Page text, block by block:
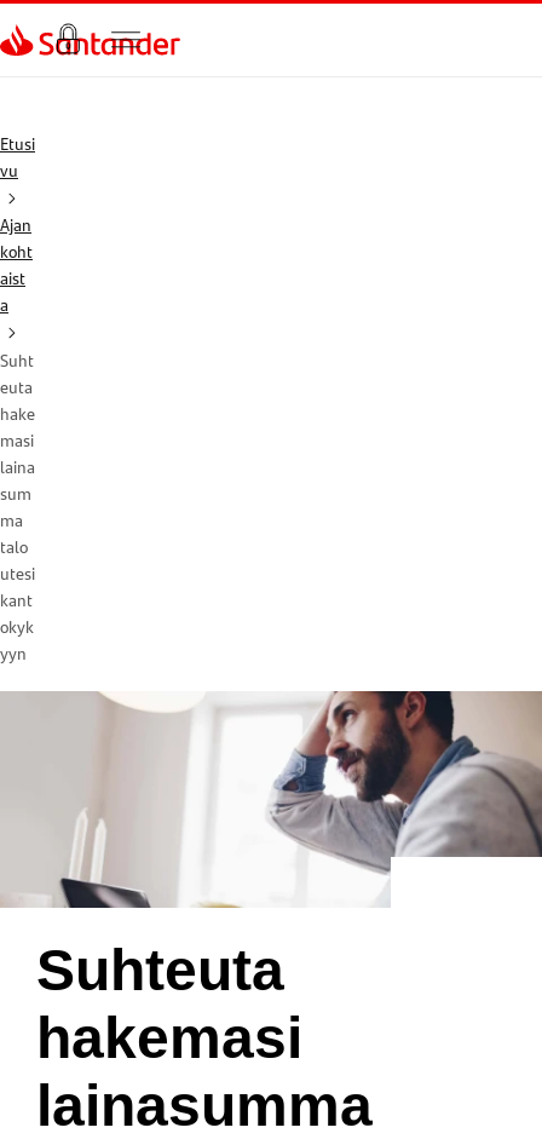
Siirry sivulle
Etusi
vu
Ajan
koht
aist
a
Suht
euta
hake
masi
laina
sum
ma
talo
utesi
kant
okyk
yyn
Suhteuta
hakemasi
lainasumma